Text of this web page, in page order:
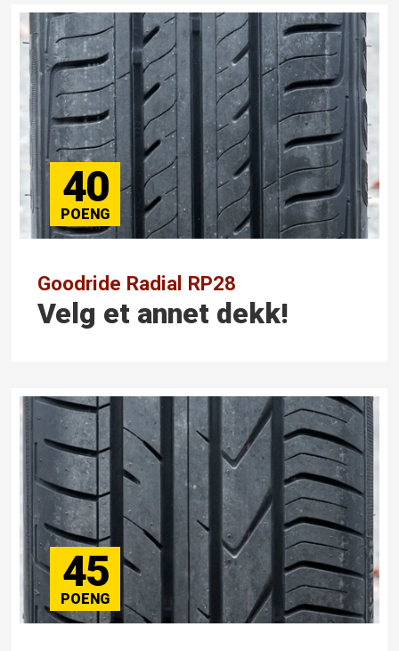
40
Goodride Radial RP28
Velg et annet dekk!
45